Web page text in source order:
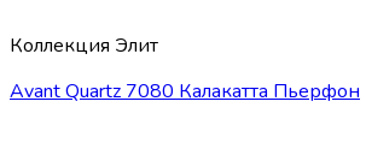
Коллекция Элит
Avant Quartz 7080 Калакатта Пьерфон